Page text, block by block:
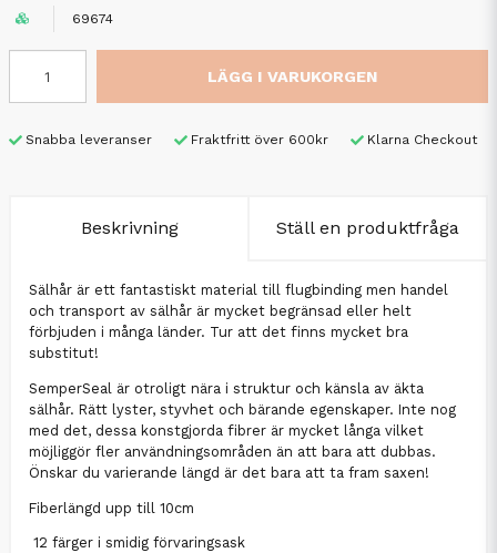
69674
LÄGG I VARUKORGEN
Snabba leveranser Fraktfritt över 600kr Klarna Checkout
Beskrivning Ställ en produktfråga
Sälhår är ett fantastiskt material till flugbinding men handel
och transport av sälhår är mycket begränsad eller helt
förbjuden i många länder. Tur att det finns mycket bra
substitut!
SemperSeal är otroligt nära i struktur och känsla av äkta
sälhår. Rätt lyster, styvhet och bärande egenskaper. Inte nog
med det, dessa konstgjorda fibrer är mycket långa vilket
möjliggör fler användningsområden än att bara att dubbas.
Önskar du varierande längd är det bara att ta fram saxen!
Fiberlängd upp till 10cm
12 färger i smidig förvaringsask